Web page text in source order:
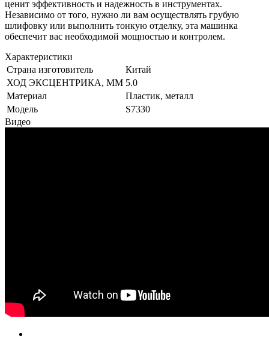
ценит эффективность и надежность в инструментах.
Независимо от того, нужно ли вам осуществлять грубую
шлифовку или выполнить тонкую отделку, эта машинка
обеспечит вас необходимой мощностью и контролем.
Характеристики
Страна изготовитель
Китай
ХОД ЭКСЦЕНТРИКА, ММ 5.0
Материал
Пластик, металл
Модель
S7330
Видео